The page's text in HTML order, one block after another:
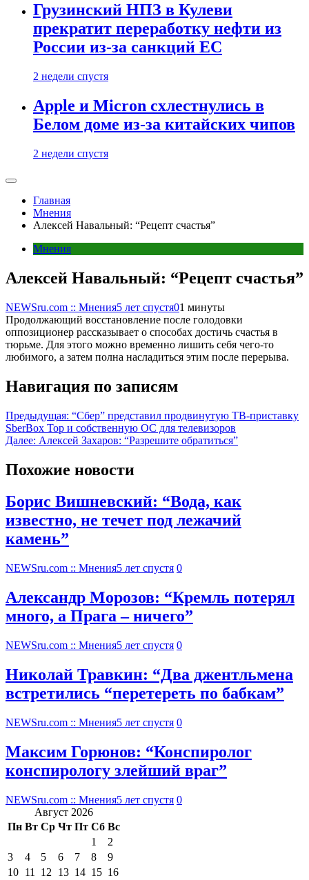
Грузинский НПЗ в Кулеви
прекратит переработку нефти из
России из-за санкций ЕС
2 недели спустя
Apple и Micron схлестнулись в
Белом доме из-за китайских чипов
2 недели спустя
Главная
Мнения
Алексей Навальный: “Рецепт счастья”
Мнения
Алексей Навальный: “Рецепт счастья”
NEWSru.com :: Мнения5 лет спустя01 минуты
Продолжающий восстановление после голодовки
оппозиционер рассказывает о способах достичь счастья в
тюрьме. Для этого можно временно лишить себя чего-то
любимого, а затем полна насладиться этим после перерыва.
Навигация по записям
Предыдущая: “Сбер” представил продвинутую ТВ-приставку
SberBox Top и собственную ОС для телевизоров
Далее: Алексей Захаров: “Разрешите обратиться”
Похожие новости
Борис Вишневский: “Вода, как
известно, не течет под лежачий
камень”
NEWSru.com :: Мнения5 лет спустя 0
Александр Морозов: “Кремль потерял
много, а Прага – ничего”
NEWSru.com :: Мнения5 лет спустя 0
Николай Травкин: “Два джентльмена
встретились “перетереть по бабкам”
NEWSru.com :: Мнения5 лет спустя 0
Максим Горюнов: “Конспиролог
конспирологу злейший враг”
NEWSru.com :: Мнения5 лет спустя 0
Август 2026
Пн Вт Ср Чт Пт Сб Вс
1
2
3
4 5 6 7 8
9
10 11 12 13 14 15 16